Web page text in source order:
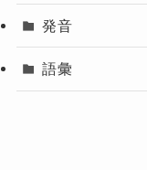
発音
語彙